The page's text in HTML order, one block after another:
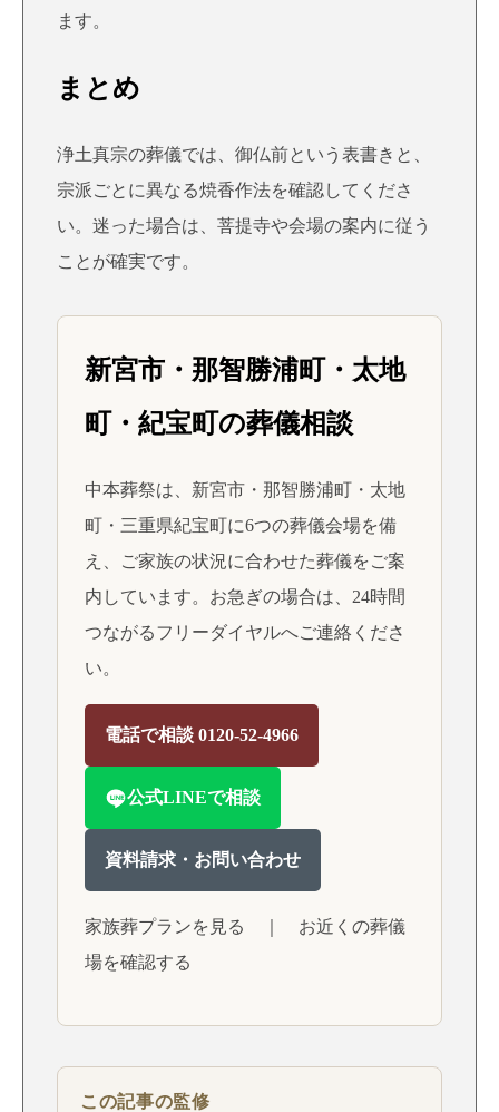
ます。
まとめ
浄土真宗の葬儀では、御仏前という表書きと、
宗派ごとに異なる焼香作法を確認してくださ
い。迷った場合は、菩提寺や会場の案内に従う
ことが確実です。
新宮市・那智勝浦町・太地
町・紀宝町の葬儀相談
中本葬祭は、新宮市・那智勝浦町・太地
町・三重県紀宝町に6つの葬儀会場を備
え、ご家族の状況に合わせた葬儀をご案
内しています。お急ぎの場合は、24時間
つながるフリーダイヤルへご連絡くださ
い。
電話で相談 0120-52-4966
公式LINEで相談
資料請求・お問い合わせ
家族葬プランを見る
お近くの葬儀
場を確認する
この記事の監修